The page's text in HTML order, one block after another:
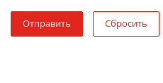
Отправить Сбросить